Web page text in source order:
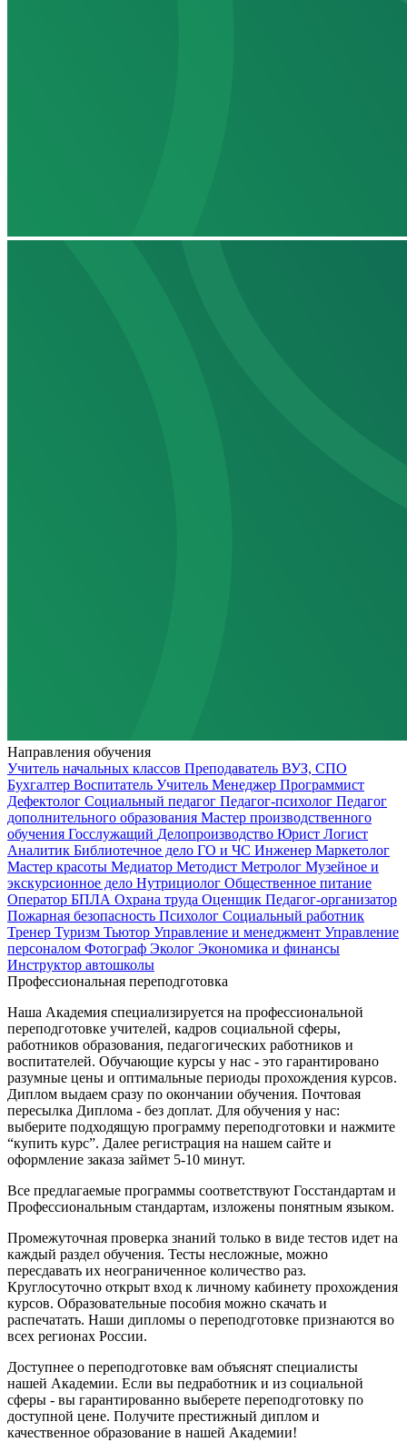
Направления обучения
Учитель начальных классов Преподаватель ВУЗ, СПО
Бухгалтер Воспитатель Учитель Менеджер Программист
Дефектолог Социальный педагог Педагог-психолог Педагог
дополнительного образования Мастер производственного
обучения Госслужащий Делопроизводство Юрист Логист
Аналитик Библиотечное дело ГО и ЧС Инженер Маркетолог
Мастер красоты Медиатор Методист Метролог Музейное и
экскурсионное дело Нутрициолог Общественное питание
Оператор БПЛА Охрана труда Оценщик Педагог-организатор
Пожарная безопасность Психолог Социальный работник
Тренер Туризм Тьютор Управление и менеджмент Управление
персоналом Фотограф Эколог Экономика и финансы
Инструктор автошколы
Профессиональная переподготовка
Наша Академия специализируется на профессиональной
переподготовке учителей, кадров социальной сферы,
работников образования, педагогических работников и
воспитателей. Обучающие курсы у нас - это гарантировано
разумные цены и оптимальные периоды прохождения курсов.
Диплом выдаем сразу по окончании обучения. Почтовая
пересылка Диплома - без доплат. Для обучения у нас:
выберите подходящую программу переподготовки и нажмите
“купить курс”. Далее регистрация на нашем сайте и
оформление заказа займет 5-10 минут.
Все предлагаемые программы соответствуют Госстандартам и
Профессиональным стандартам, изложены понятным языком.
Промежуточная проверка знаний только в виде тестов идет на
каждый раздел обучения. Тесты несложные, можно
пересдавать их неограниченное количество раз.
Круглосуточно открыт вход к личному кабинету прохождения
курсов. Образовательные пособия можно скачать и
распечатать. Наши дипломы о переподготовке признаются во
всех регионах России.
Доступнее о переподготовке вам объяснят специалисты
нашей Академии. Если вы педработник и из социальной
сферы - вы гарантированно выберете переподготовку по
доступной цене. Получите престижный диплом и
качественное образование в нашей Академии!